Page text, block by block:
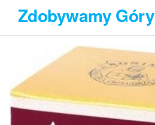
Przejdź
treści
Zdobywamy Góry